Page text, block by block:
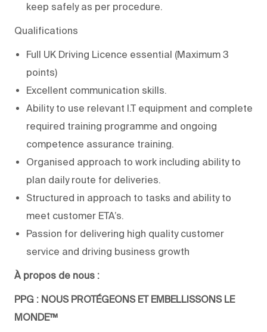
keep safely as per procedure.
Qualifications
Full UK Driving Licence essential (Maximum 3
points)
Excellent communication skills.
Ability to use relevant I.T equipment and complete
required training programme and ongoing
competence assurance training.
Organised approach to work including ability to
plan daily route for deliveries.
Structured in approach to tasks and ability to
meet customer ETA’s.
Passion for delivering high quality customer
service and driving business growth
À propos de nous :
PPG : NOUS PROTÉGEONS ET EMBELLISSONS LE
MONDE™